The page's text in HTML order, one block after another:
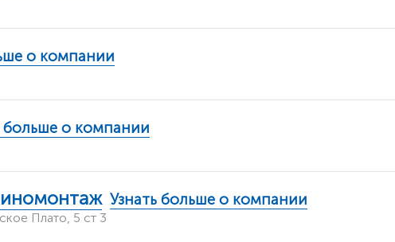
о компании
больше о компании
Узнать больше о компании
Плато, 5 ст 3